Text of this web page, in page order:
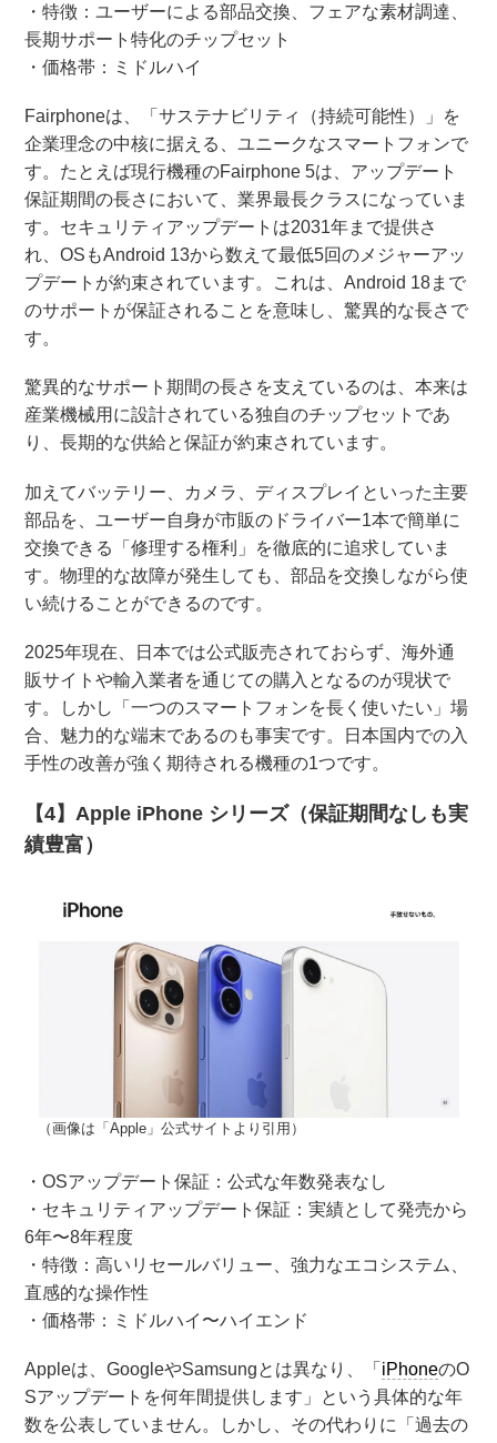
・特徴：ユーザーによる部品交換、フェアな素材調達、
長期サポート特化のチップセット
・価格帯：ミドルハイ
Fairphoneは、「サステナビリティ（持続可能性）」を
企業理念の中核に据える、ユニークなスマートフォンで
す。たとえば現行機種のFairphone 5は、アップデート
保証期間の長さにおいて、業界最長クラスになっていま
す。セキュリティアップデートは2031年まで提供さ
れ、OSもAndroid 13から数えて最低5回のメジャーアッ
プデートが約束されています。これは、Android 18まで
のサポートが保証されることを意味し、驚異的な長さで
す。
驚異的なサポート期間の長さを支えているのは、本来は
産業機械用に設計されている独自のチップセットであ
り、長期的な供給と保証が約束されています。
加えてバッテリー、カメラ、ディスプレイといった主要
部品を、ユーザー自身が市販のドライバー1本で簡単に
交換できる「修理する権利」を徹底的に追求していま
す。物理的な故障が発生しても、部品を交換しながら使
い続けることができるのです。
2025年現在、日本では公式販売されておらず、海外通
販サイトや輸入業者を通じての購入となるのが現状で
す。しかし「一つのスマートフォンを長く使いたい」場
合、魅力的な端末であるのも事実です。日本国内での入
手性の改善が強く期待される機種の1つです。
【4】Apple iPhone シリーズ（保証期間なしも実
績豊富）
（画像は「Apple」公式サイトより引用）
・OSアップデート保証：公式な年数発表なし
・セキュリティアップデート保証：実績として発売から
6年〜8年程度
・特徴：高いリセールバリュー、強力なエコシステム、
直感的な操作性
・価格帯：ミドルハイ〜ハイエンド
Appleは、GoogleやSamsungとは異なり、「 iPhoneのO
Sアップデートを何年間提供します」という具体的な年
数を公表していません。しかし、その代わりに「過去の